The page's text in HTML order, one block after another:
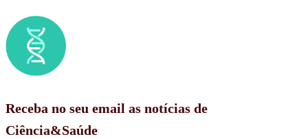
Receba no seu email as notícias de
Ciência&Saúde